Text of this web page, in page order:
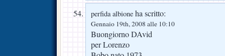
perfida albione ha scritto:
Gennaio 19th, 2008 alle 10:10
Buongiorno DAvid
per Lorenzo